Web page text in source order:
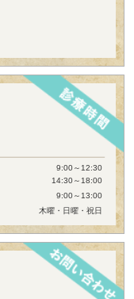
9:00～12:30
14:30～18:00
9:00～13:00
木曜・日曜・祝日